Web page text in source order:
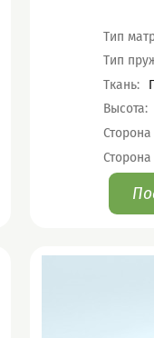
Тип
Тип
Ткань:
Высота:
Сторона